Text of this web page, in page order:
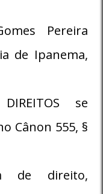
Pereira
de Ipanema,
se
Cânon 555, §
de direito,